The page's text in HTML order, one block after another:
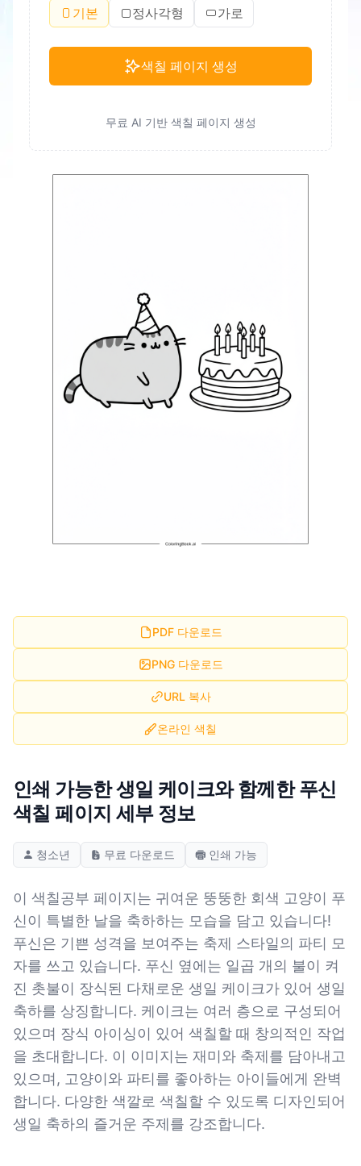
기본 정사각형 가로
색칠 페이지 생성
무료 AI 기반 색칠 페이지 생성
PDF 다운로드
PNG 다운로드
URL 복사
온라인 색칠
인쇄 가능한 생일 케이크와 함께한 푸신
색칠 페이지 세부 정보
청소년 무료 다운로드 인쇄 가능
이 색칠공부 페이지는 귀여운 뚱뚱한 회색 고양이 푸
신이 특별한 날을 축하하는 모습을 담고 있습니다!
푸신은 기쁜 성격을 보여주는 축제 스타일의 파티 모
자를 쓰고 있습니다. 푸신 옆에는 일곱 개의 불이 켜
진 촛불이 장식된 다채로운 생일 케이크가 있어 생일
축하를 상징합니다. 케이크는 여러 층으로 구성되어
있으며 장식 아이싱이 있어 색칠할 때 창의적인 작업
을 초대합니다. 이 이미지는 재미와 축제를 담아내고
있으며, 고양이와 파티를 좋아하는 아이들에게 완벽
합니다. 다양한 색깔로 색칠할 수 있도록 디자인되어
생일 축하의 즐거운 주제를 강조합니다.